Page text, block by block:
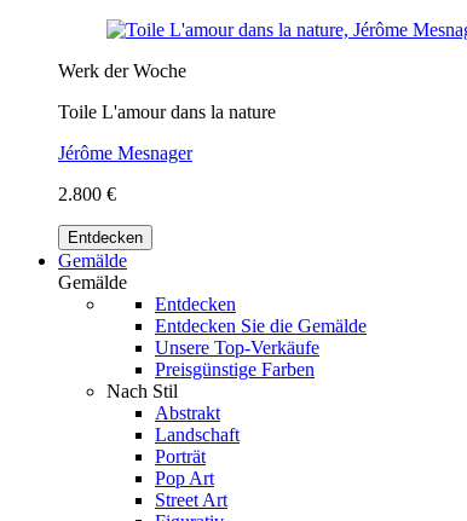
Werk der Woche
Toile L'amour dans la nature
Jérôme Mesnager
2.800 €
Entdecken
Gemälde
Gemälde
Entdecken
Entdecken Sie die Gemälde
Unsere Top-Verkäufe
Preisgünstige Farben
Nach Stil
Abstrakt
Landschaft
Porträt
Pop Art
Street Art